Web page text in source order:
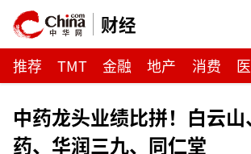
财经
推荐 TMT 金融 地产 消费
中药龙头业绩比拼！白云山
药、华润三九、同仁堂